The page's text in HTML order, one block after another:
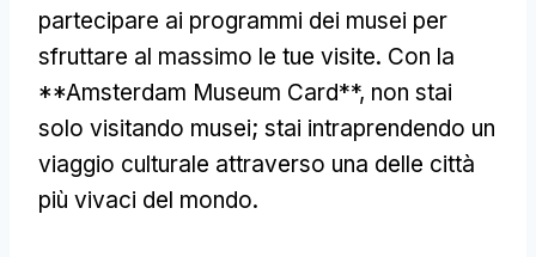
partecipare ai programmi dei musei per
sfruttare al massimo le tue visite. Con la
**Amsterdam Museum Card**, non stai
solo visitando musei; stai intraprendendo un
viaggio culturale attraverso una delle città
più vivaci del mondo.